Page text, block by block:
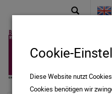
Cookie-
Diese Website nutzt
Cookies benötigen wir